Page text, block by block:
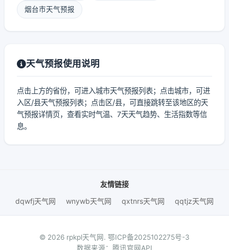
烟台市天气预报
天气预报使用说明
点击上方的省份，可进入城市天气预报列表；点击城市，可进
入区/县天气预报列表；点击区/县，可直接跳转至该地区的天
气预报详情页，查看实时气温、7天天气趋势、生活指数等信
息。
友情链接
dqwfj天气网
wnywb天气网 qxtnrs天气网 qqtjz天气网
© 2026 rpkpl天气网. 鄂ICP备2025102275号-3
数据来源：腾讯官网API